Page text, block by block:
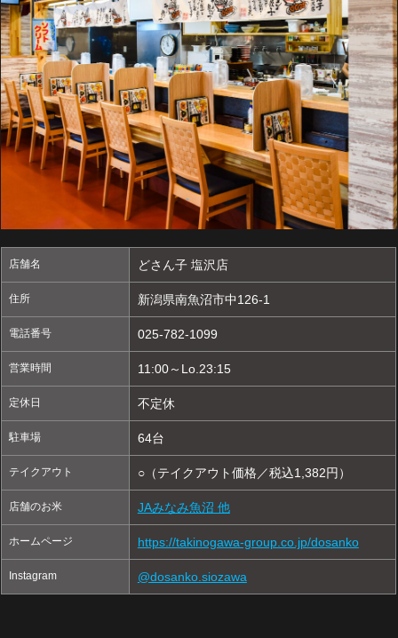
店舗名 どさん子 塩沢店
住所 新潟県南魚沼市中126-1
電話番号 025-782-1099
営業時間 11:00～Lo.23:15
定休日 不定休
駐車場 64台
テイクアウト ○（テイクアウト価格／税込1,382円）
店舗のお米 JAみなみ魚沼 他
ホームページ https://takinogawa-group.co.jp/dosanko
Instagram @dosanko.siozawa